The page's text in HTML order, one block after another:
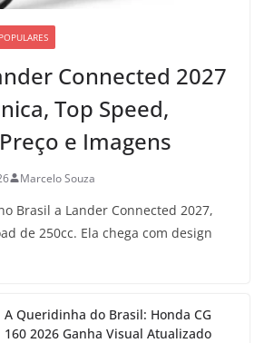
Connected 2027
Top Speed,
e Imagens
Marcelo Souza
Brasil a Lander Connected 2027,
de 250cc. Ela chega com design
A Queridinha do Brasil: Honda CG
160 2026 Ganha Visual Atualizado